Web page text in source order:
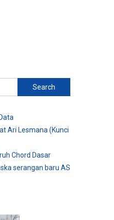
Search
Ari Lesmana (Kunci
Chord Dasar
serangan baru AS